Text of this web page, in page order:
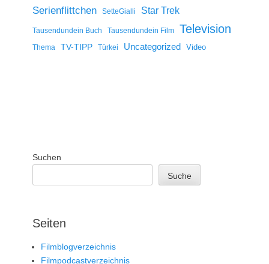
Serienflittchen SetteGialli Star Trek
Tausendundein Buch Tausendundein Film Television
Thema TV-TIPP Türkei Uncategorized Video
Suchen
Suche
Seiten
Filmblogverzeichnis
Filmpodcastverzeichnis